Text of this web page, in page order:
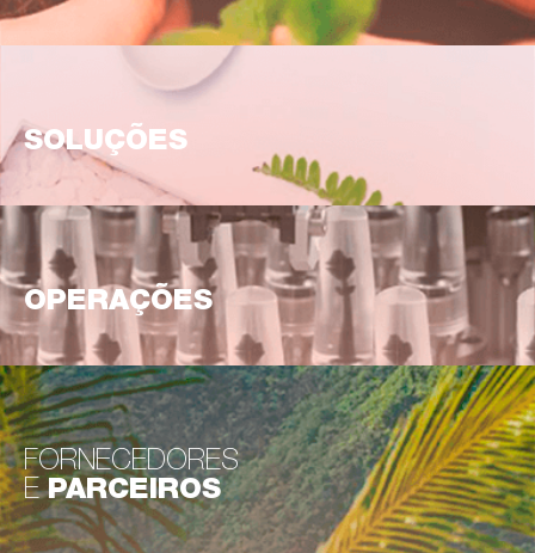
SOLUÇÕES
OPERAÇÕES
FORNECEDORES
EPARCEIROS